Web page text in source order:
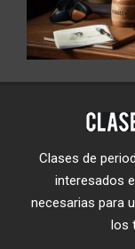
Clases de
interesados
necesarias para
los